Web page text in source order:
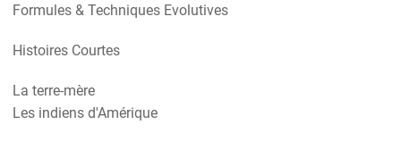
Formules & Techniques Evolutives
Histoires Courtes
La terre-mère
Les indiens d'Amérique